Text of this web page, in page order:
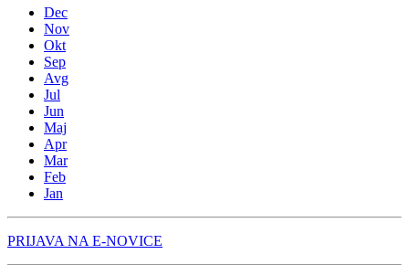
Dec
Nov
Okt
Sep
Avg
Jul
Jun
Maj
Apr
Mar
Feb
Jan
PRIJAVA NA E-NOVICE